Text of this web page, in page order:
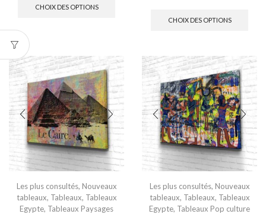
CHOIX DES OPTIONS
CHOIX DES OPTIONS
Les plus consultés, Nouveaux
tableaux, Tableaux, Tableaux
Egypte, Tableaux Paysages
Les plus consultés, Nouveaux
tableaux, Tableaux, Tableaux
Egypte, Tableaux Pop culture